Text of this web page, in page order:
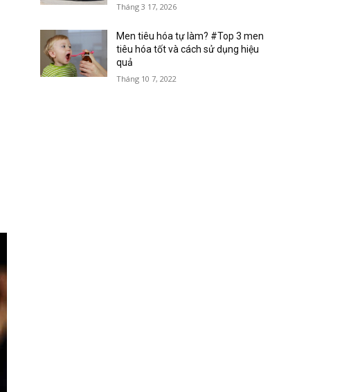
Tháng 3 17, 2026
Men tiêu hóa tự làm? #Top 3 men
tiêu hóa tốt và cách sử dụng hiệu
quả
Tháng 10 7, 2022